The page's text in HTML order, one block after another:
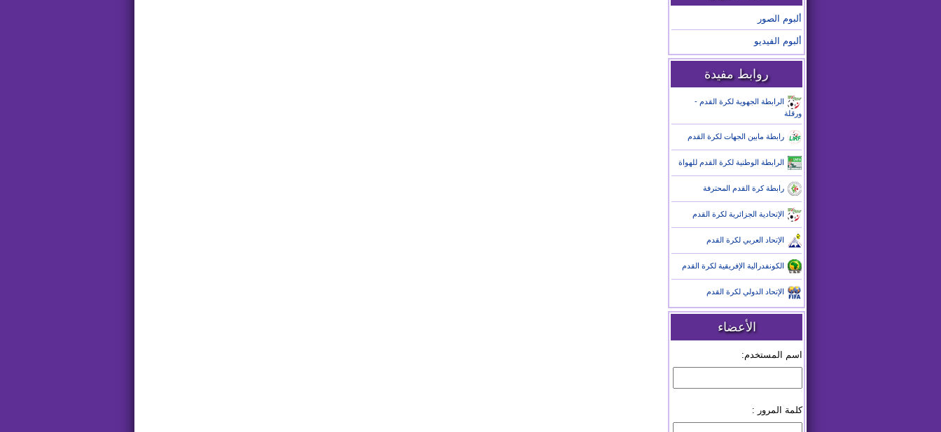
ألبوم الصور
ألبوم الفيديو
روابط مفيدة
الرابطة الجهوية لكرة القدم -
ورقلة
رابطة مابين الجهات لكرة القدم
الرابطة الوطنية لكرة القدم للهواة
رابطة كرة القدم المحترفة
الإتحادية الجزائرية لكرة القدم
الإتحاد العربي لكرة القدم
الكونفدرالية الإفريقية لكرة القدم
الإتحاد الدولي لكرة القدم
الأعضاء
اسم المستخدم:
كلمة المرور :